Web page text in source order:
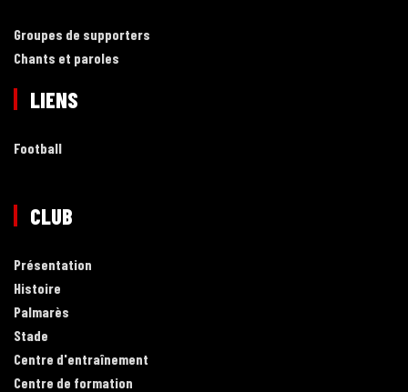
Groupes de supporters
Chants et paroles
LIENS
Football
CLUB
Présentation
Histoire
Palmarès
Stade
Centre d'entraînement
Centre de formation